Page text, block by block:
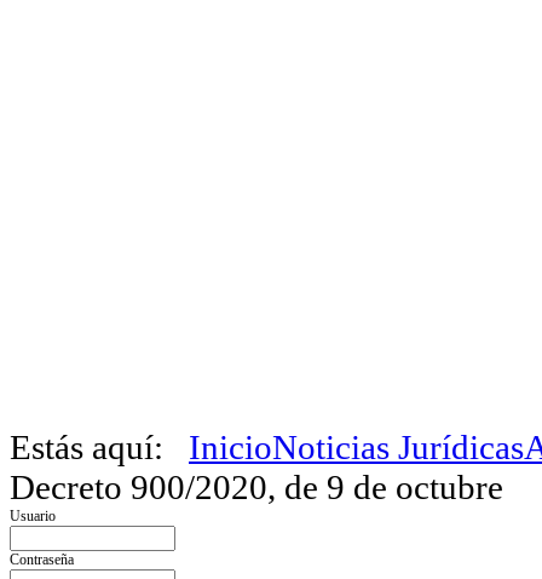
Estás aquí: InicioNoticias Jurídicas
Decreto 900/2020, de 9 de octubre
Usuario
Contraseña